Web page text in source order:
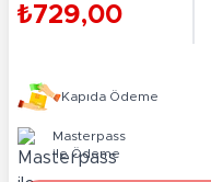
₺729,00
Kapıda Ödeme
Masterpass
ile Ödeme